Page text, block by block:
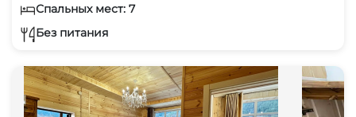
Спальных мест: 7
Без питания